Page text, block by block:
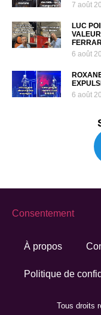
7 août
LUC
6 août
6 août
Tous droits
À propos
Politique de
Consentement